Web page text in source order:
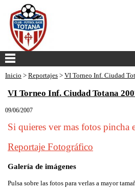
Inicio > Reportajes > VI Torneo Inf. Ciudad
VI Torneo Inf. Ciudad Totana
09/06/2007
Si quieres ver mas fotos pincha
Reportaje Fotográfico
Galería de imágenes
Pulsa sobre las fotos para verlas a mayor